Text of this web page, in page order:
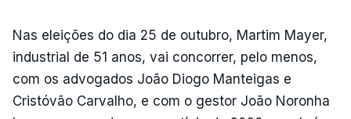
Nas eleições do dia 25 de outubro, Martim Mayer,
industrial de 51 anos, vai concorrer, pelo menos,
com os advogados João Diogo Manteigas e
Cristóvão Carvalho, e com o gestor João Noronha